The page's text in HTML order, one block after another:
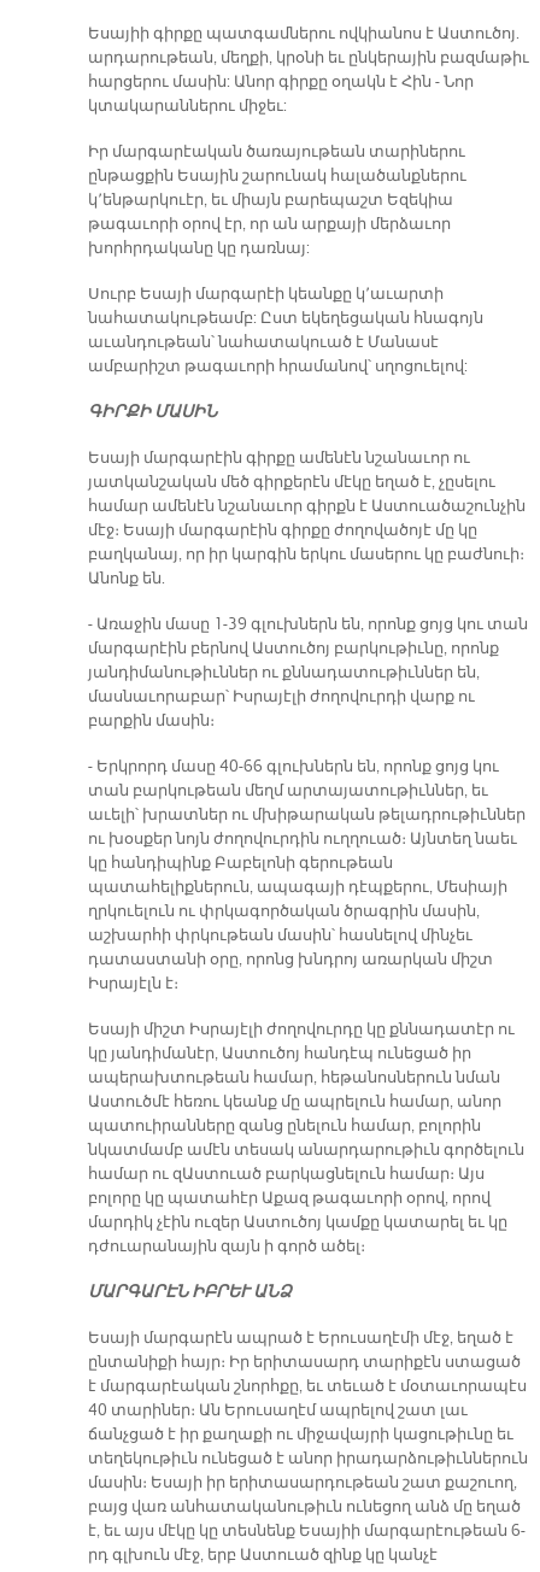
Եսայիի գիրքը պատգամներու ովկիանոս է Աստուծոյ.
արդարութեան, մեղքի, կրօնի եւ ընկերային բազմաթիւ
հարցերու մասին: Անոր գիրքը օղակն է Հին - Նոր
կտակարաններու միջեւ:
Իր մարգարէական ծառայութեան տարիներու
ընթացքին Եսային շարունակ հալածանքներու
կ՚ենթարկուէր, եւ միայն բարեպաշտ Եզեկիա
թագաւորի օրով էր, որ ան արքայի մերձաւոր
խորհրդականը կը դառնայ:
Սուրբ Եսայի մարգարէի կեանքը կ՚աւարտի
նահատակութեամբ: Ըստ եկեղեցական հնագոյն
աւանդութեան՝ նահատակուած է Մանասէ
ամբարիշտ թագաւորի հրամանով՝ սղոցուելով:
ԳԻՐՔԻ ՄԱՍԻՆ
Եսայի մարգարէին գիրքը ամենէն նշանաւոր ու
յատկանշական մեծ գիրքերէն մէկը եղած է, չըսելու
համար ամենէն նշանաւոր գիրքն է Աստուածաշունչին
մէջ։ Եսայի մարգարէին գիրքը ժողովածոյէ մը կը
բաղկանայ, որ իր կարգին երկու մասերու կը բաժնուի։
Անոնք են.
- Առաջին մասը 1-39 գլուխներն են, որոնք ցոյց կու տան
մարգարէին բերնով Աստուծոյ բարկութիւնը, որոնք
յանդիմանութիւններ ու քննադատութիւններ են,
մասնաւորաբար՝ Իսրայէլի ժողովուրդի վարք ու
բարքին մասին։
- Երկրորդ մասը 40-66 գլուխներն են, որոնք ցոյց կու
տան բարկութեան մեղմ արտայատութիւններ, եւ
աւելի՝ խրատներ ու մխիթարական թելադրութիւններ
ու խօսքեր նոյն ժողովուրդին ուղղուած։ Այնտեղ նաեւ
կը հանդիպինք Բաբելոնի գերութեան
պատահելիքներուն, ապագայի դէպքերու, Մեսիայի
ղրկուելուն ու փրկագործական ծրագրին մասին,
աշխարհի փրկութեան մասին՝ հասնելով մինչեւ
դատաստանի օրը, որոնց խնդրոյ առարկան միշտ
Իսրայէլն է։
Եսայի միշտ Իսրայէլի ժողովուրդը կը քննադատէր ու
կը յանդիմանէր, Աստուծոյ հանդէպ ունեցած իր
ապերախտութեան համար, հեթանոսներուն նման
Աստուծմէ հեռու կեանք մը ապրելուն համար, անոր
պատուիրանները զանց ընելուն համար, բոլորին
նկատմամբ ամէն տեսակ անարդարութիւն գործելուն
համար ու զԱստուած բարկացնելուն համար։ Այս
բոլորը կը պատահէր Աքազ թագաւորի օրով, որով
մարդիկ չէին ուզեր Աստուծոյ կամքը կատարել եւ կը
դժուարանային զայն ի գործ ածել։
ՄԱՐԳԱՐԷՆ ԻԲՐԵՒ ԱՆՁ
Եսայի մարգարէն ապրած է Երուսաղէմի մէջ, եղած է
ընտանիքի հայր։ Իր երիտասարդ տարիքէն ստացած
է մարգարէական շնորհքը, եւ տեւած է մօտաւորապէս
40 տարիներ։ Ան Երուսաղէմ ապրելով շատ լաւ
ճանչցած է իր քաղաքի ու միջավայրի կացութիւնը եւ
տեղեկութիւն ունեցած է անոր իրադարձութիւններուն
մասին։ Եսայի իր երիտասարդութեան շատ քաշուող,
բայց վառ անհատականութիւն ունեցող անձ մը եղած
է, եւ այս մէկը կը տեսնենք Եսայիի մարգարէութեան 6-
րդ գլխուն մէջ, երբ Աստուած զինք կը կանչէ